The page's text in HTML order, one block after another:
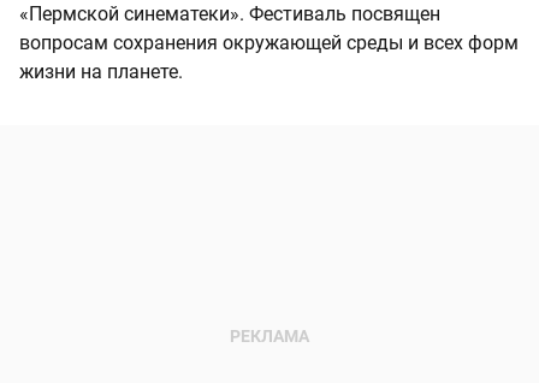
«Пермской синематеки». Фестиваль посвящен
вопросам сохранения окружающей среды и всех форм
жизни на планете.